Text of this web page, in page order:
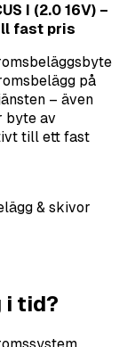
I (2.0 16V) –
fast pris
på
– även
byte av
till ett fast
& skivor
i tid?